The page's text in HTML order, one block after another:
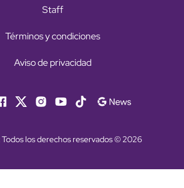
Staff
Términos y condiciones
Aviso de privacidad
los derechos reservados © 2026